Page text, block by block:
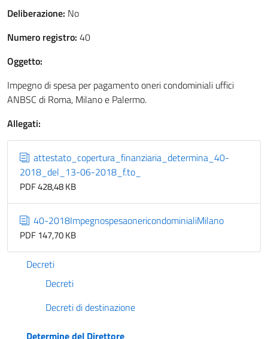
Deliberazione: No
Numero registro: 40
Oggetto:
Impegno di spesa per pagamento oneri condominiali uffici
ANBSC di Roma, Milano e Palermo.
Allegati:
attestato_copertura_finanziaria_determina_40-
2018_del_13-06-2018_f.to_
PDF 428,48 KB
40-2018ImpegnospesaonericondominialiMilano
PDF 147,70 KB
Decreti
Decreti
Decreti di destinazione
Determine del Direttore